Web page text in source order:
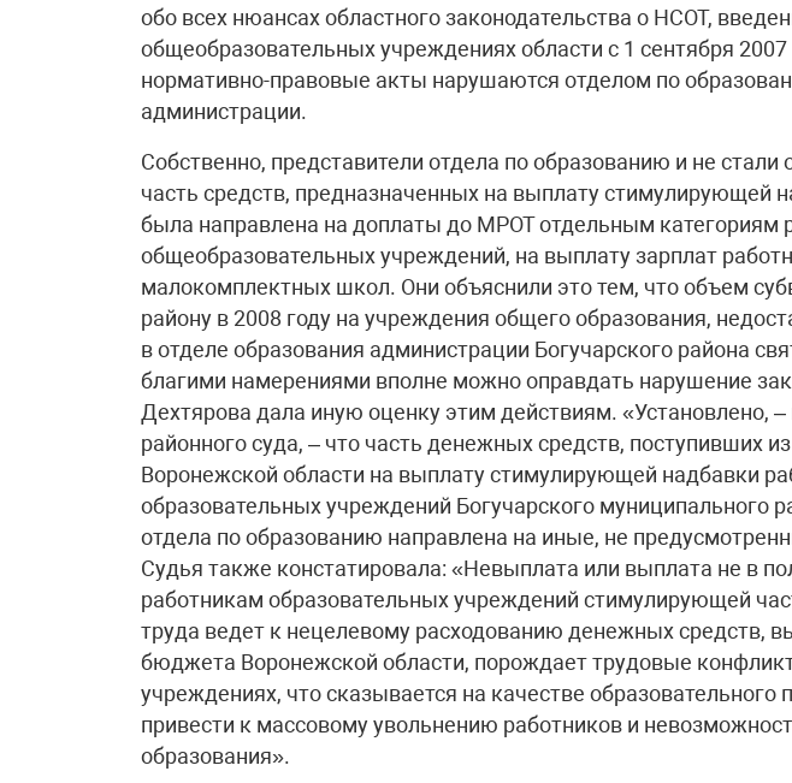
обо всех нюансах областного законодательства о НСОТ,
общеобразовательных учреждениях области с 1 сентября 2007
нормативно-правовые акты нарушаются отделом по
администрации.
Собственно, представители отдела по образованию и не стали
часть средств, предназначенных на выплату стимулирующей
была направлена на доплаты до МРОТ отдельным категориям
общеобразовательных учреждений, на выплату зарплат
малокомплектных школ. Они объяснили это тем, что объем
району в 2008 году на учреждения общего образования,
в отделе образования администрации Богучарского района
благими намерениями вполне можно оправдать нарушение
Дехтярова дала иную оценку этим действиям. «Установлено,
районного суда, – что часть денежных средств, поступивших
Воронежской области на выплату стимулирующей надбавки
образовательных учреждений Богучарского муниципального
отдела по образованию направлена на иные, не
Судья также констатировала: «Невыплата или выплата не в
работникам образовательных учреждений стимулирующей
труда ведет к нецелевому расходованию денежных средств,
бюджета Воронежской области, порождает трудовые
учреждениях, что сказывается на качестве образовательного
привести к массовому увольнению работников и
образования».